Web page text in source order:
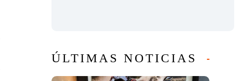
ÚLTIMAS NOTICIAS